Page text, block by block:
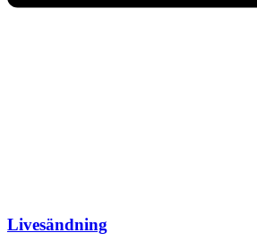
Livesändning